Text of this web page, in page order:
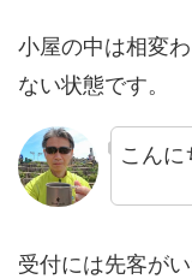
小屋の中は相変
ない状態です。
こんに
受付には先客が